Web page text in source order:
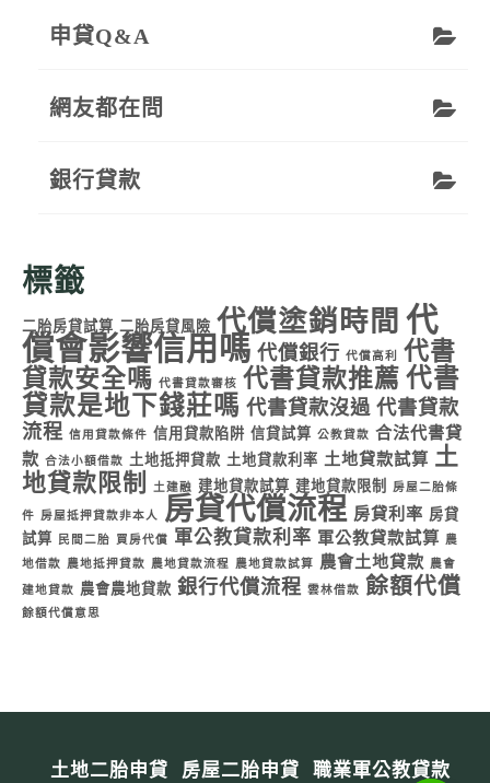
申貸Q&A
網友都在問
銀行貸款
標籤
二胎房貸試算 二胎房貸風險 代償塗銷時間 代
償會影響信用嗎 代償銀行 代償高利
代書
貸款安全嗎 代書貸款審核 代書貸款推薦 代書
貸款是地下錢莊嗎 代書貸款沒過 代書貸款
流程 信用貸款條件 信用貸款陷阱 信貸試算 公教貸款 合法代書貸
款 合法小額借款 土地抵押貸款 土地貸款利率 土地貸款試算 土
地貸款限制
土建融 建地貸款試算 建地貸款限制 房屋二胎條
件 房屋抵押貸款非本人 房貸代償流程 房貸利率 房貸
試算
民間二胎 買房代償 軍公教貸款利率 軍公教貸款試算
農
地借款
農地抵押貸款 農地貸款流程 農地貸款試算 農會土地貸款 農會
建地貸款 農會農地貸款 銀行代償流程 雲林借款 餘額代償
餘額代償意思
土地二胎申貸 房屋二胎申貸 職業軍公教貸款